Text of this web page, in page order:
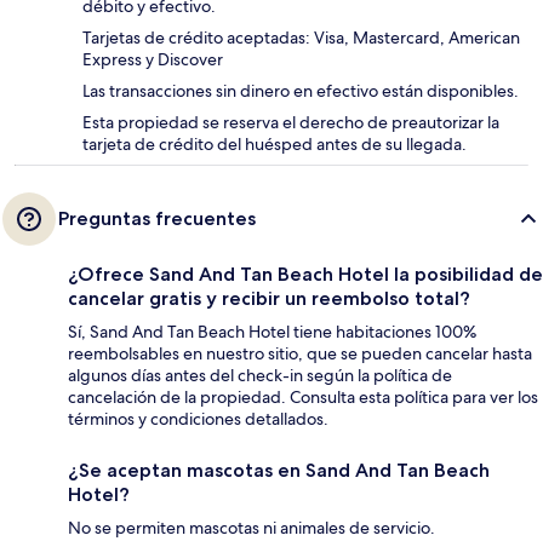
débito y efectivo.
Tarjetas de crédito aceptadas: Visa, Mastercard, American
Express y Discover
Las transacciones sin dinero en efectivo están disponibles.
Esta propiedad se reserva el derecho de preautorizar la
tarjeta de crédito del huésped antes de su llegada.
Preguntas frecuentes
¿Ofrece Sand And Tan Beach Hotel la posibilidad de
cancelar gratis y recibir un reembolso total?
Sí, Sand And Tan Beach Hotel tiene habitaciones 100%
reembolsables en nuestro sitio, que se pueden cancelar hasta
algunos días antes del check-in según la política de
cancelación de la propiedad. Consulta esta política para ver los
términos y condiciones detallados.
¿Se aceptan mascotas en Sand And Tan Beach
Hotel?
No se permiten mascotas ni animales de servicio.